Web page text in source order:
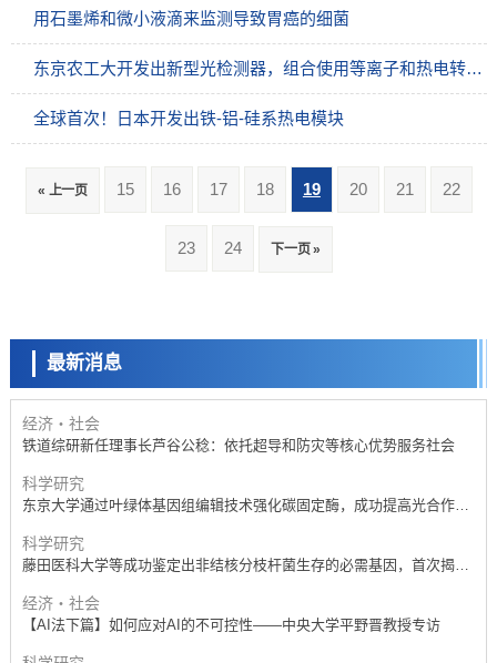
用石墨烯和微小液滴来监测导致胃癌的细菌
东京农工大开发出新型光检测器，组合使用等离子和热电转换材料
全球首次！日本开发出铁-铝-硅系热电模块
« 上一页 15 16 17 18 19 20 21 22
23 24 下一页 »
最新消息
政策
日本科研费增设国际共同研究强化新类别，促进青年研究人员赴海外开
展研究
经济・社会
铁道综研新任理事长芦谷公稔：依托超导和防灾等核心优势服务社会
科学研究
东京大学通过叶绿体基因组编辑技术强化碳固定酶，成功提高光合作用
科学研究
藤田医科大学等成功鉴定出非结核分枝杆菌生存的必需基因，首次揭示
经济・社会
【AI法下篇】如何应对AI的不可控性——中央大学平野晋教授专访